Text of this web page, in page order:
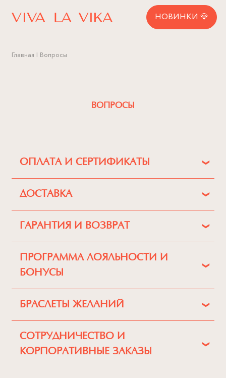
НОВИНКИ 💎
Главная Вопросы
ВОПРОСЫ
ОПЛАТА И СЕРТИФИКАТЫ
ДОСТАВКА
ГАРАНТИЯ И ВОЗВРАТ
ПРОГРАММА ЛОЯЛЬНОСТИ И
БОНУСЫ
БРАСЛЕТЫ ЖЕЛАНИЙ
СОТРУДНИЧЕСТВО И
КОРПОРАТИВНЫЕ ЗАКАЗЫ